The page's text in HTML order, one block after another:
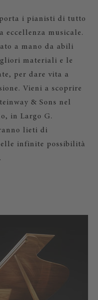
i pianisti di tutto
eccellenza musicale.
a mano da abili
materiali e le
per dare vita a
Vieni a scoprire
& Sons nel
in Largo G.
lieti di
infinite possibilità